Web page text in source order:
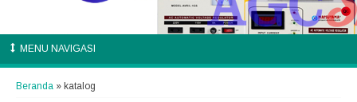
MENU NAVIGASI
Beranda » katalog